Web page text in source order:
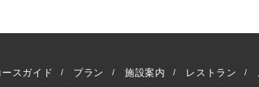
ースガイド プラン 施設案内 レストラン